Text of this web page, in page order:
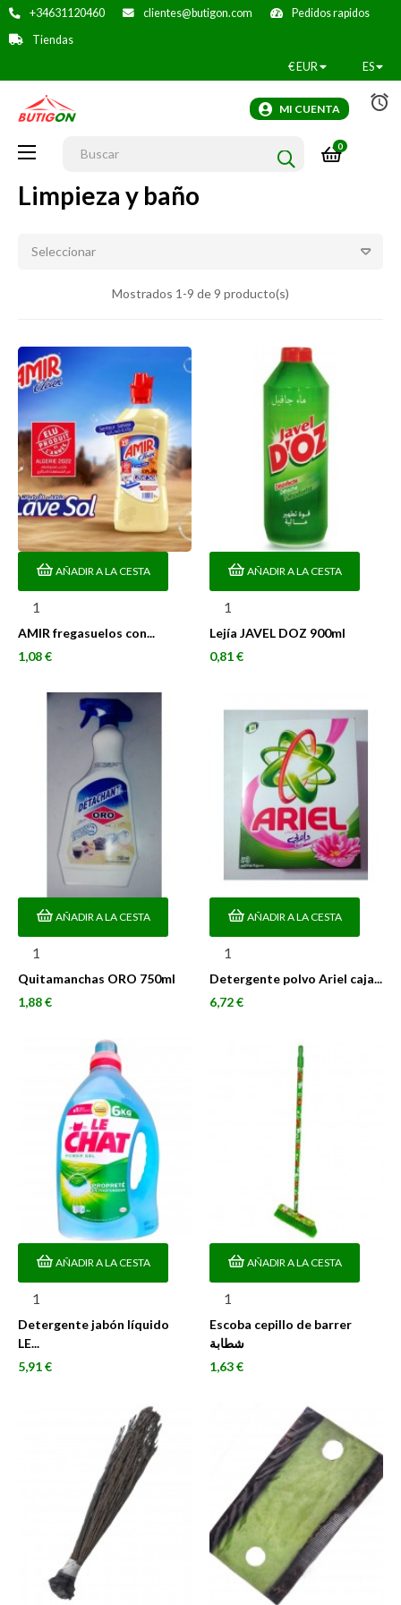
+34631120460 clientes@butigon.com
Pedidos rapidos
Tiendas
€ EUR ES
alarm
0
MI CUENTA
Navegación
palanca
☰
Limpieza y baño
Seleccionar
Mostrados 1-9 de 9 producto(s)
AÑADIR A LA CESTA
AMIR fregasuelos con...
Precio
1,08 €
AÑADIR A LA CESTA
Lejía JAVEL DOZ 900ml
Precio
0,81 €
AÑADIR A LA CESTA
Quitamanchas ORO 750ml
Precio
1,88 €
AÑADIR A LA CESTA
Detergente polvo Ariel caja...
Precio
6,72 €
AÑADIR A LA CESTA
Detergente jabón líquido
LE...
Precio
5,91 €
AÑADIR A LA CESTA
Escoba cepillo de barrer
شطابة
Precio
1,63 €